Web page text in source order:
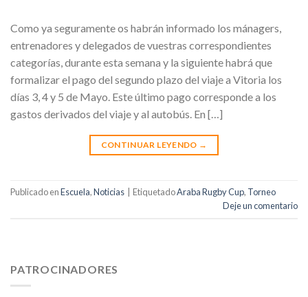
Como ya seguramente os habrán informado los mánagers,
entrenadores y delegados de vuestras correspondientes
categorías, durante esta semana y la siguiente habrá que
formalizar el pago del segundo plazo del viaje a Vitoria los
días 3, 4 y 5 de Mayo. Este último pago corresponde a los
gastos derivados del viaje y al autobús. En […]
CONTINUAR LEYENDO →
Publicado enEscuela,Noticias EtiquetadoAraba Rugby Cup, Torneo
Deje un comentario
PATROCINADORES